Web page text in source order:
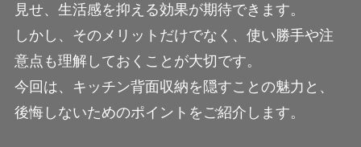
見せ、生活感を抑える効果が期待できます。
しかし、そのメリットだけでなく、使い勝手や注
意点も理解しておくことが大切です。
今回は、キッチン背面収納を隠すことの魅力と、
後悔しないためのポイントをご紹介します。